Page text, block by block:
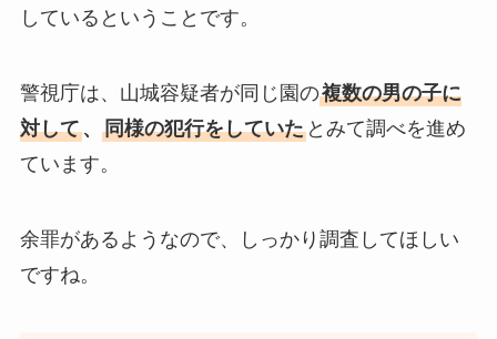
しているということです。
警視庁は、山城容疑者が同じ園の複数の男の子に
対して、 同様の犯行をしていたとみて調べを進め
ています。
余罪があるようなので、しっかり調査してほしい
ですね。